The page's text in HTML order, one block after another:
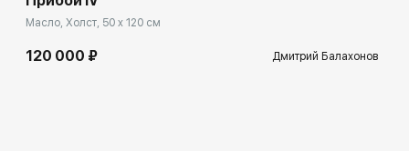
Масло, Холст, 50 x 120 см
120 000 ₽ Дмитрий Балахонов